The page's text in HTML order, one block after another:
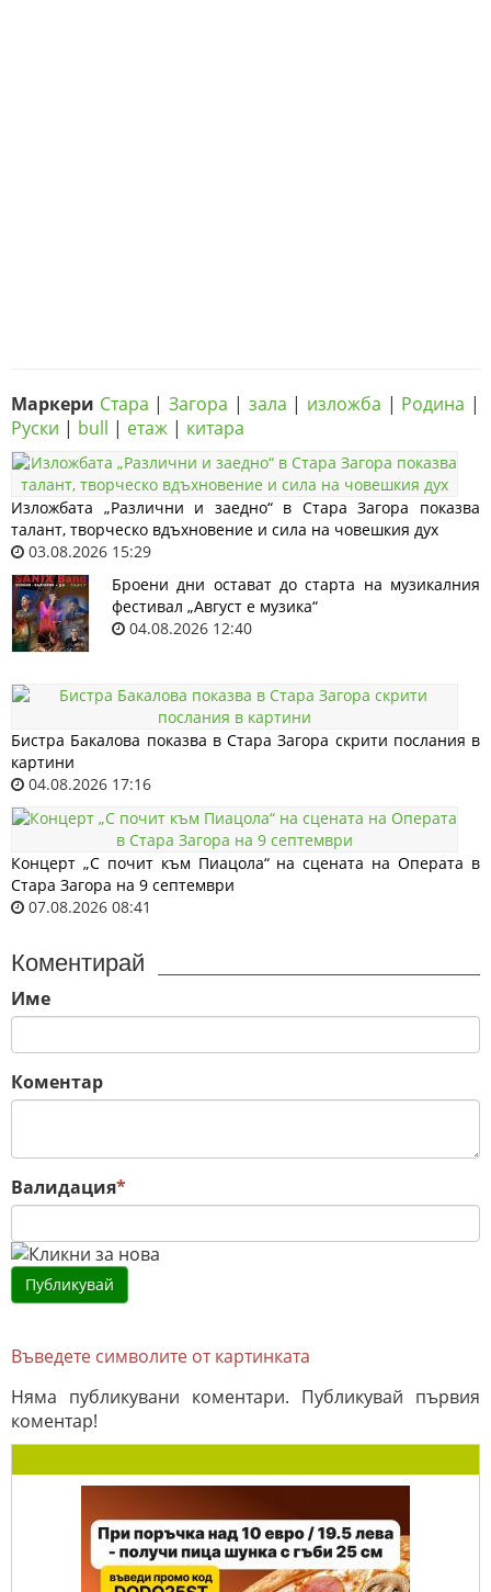
Маркери Стара |Загора | зала | изложба | Родина |
Руски | bull | етаж | китара
Изложбата „Различни и заедно“ в Стара Загора показва
талант, творческо вдъхновение и сила на човешкия дух
03.08.2026 15:29
Броени дни остават до старта на музикалния
фестивал „Август е музика“
04.08.2026 12:40
Бистра Бакалова показва в Стара Загора скрити послания в
картини
04.08.2026 17:16
Концерт „С почит към Пиацола“ на сцената на Операта в
Стара Загора на 9 септември
07.08.2026 08:41
Коментирай
Име
Коментар
Валидация*
Въведете символите от картинката
Няма публикувани коментари. Публикувай първия
коментар!